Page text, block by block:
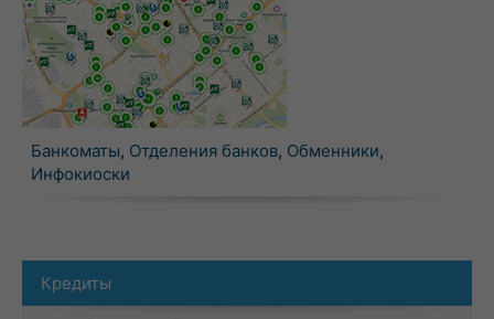
Банкоматы, Отделения банков, Обменники,
Инфокиоски
Кредиты